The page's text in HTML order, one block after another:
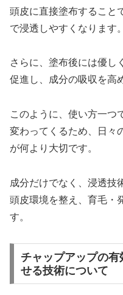
頭皮に直接塗布すること
で浸透しやすくなります。
さらに、塗布後には優し
促進し、成分の吸収を高
このように、使い方一つ
変わってくるため、日々
が何より大切です。
成分だけでなく、浸透技
頭皮環境を整え、育毛・
す。
チャップアップの
せる技術について